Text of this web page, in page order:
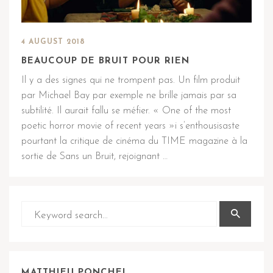
4 AUGUST 2018
BEAUCOUP DE BRUIT POUR RIEN
Il y a des signes qui ne trompent pas. Un film produit
par Michael Bay par exemple ne brille jamais par sa
subtilité. Il aurait fallu se méfier. « One of the most
poetic horror movie of recent years »i s’enthousisaste
pourtant la critique de cinéma du TIME magazine à la
sortie de Sans un Bruit, rejoignant …